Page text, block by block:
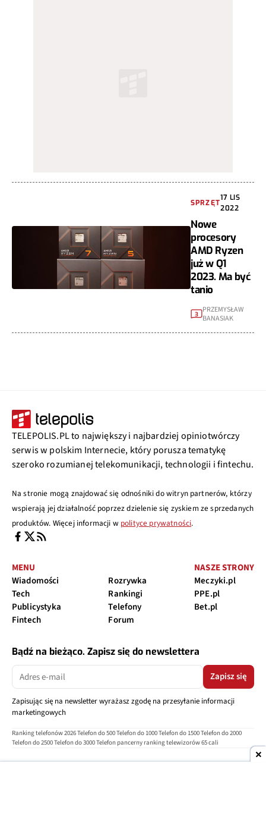
SPRZĘT
17 LIS
2022
Nowe
procesory
AMD Ryzen
już w Q1
2023. Ma być
tanio
3 PRZEMYSŁAW
BANASIAK
TELEPOLIS.PL to największy i najbardziej opiniotwórczy
serwis w polskim Internecie, który porusza tematykę
szeroko rozumianej telekomunikacji, technologii i fintechu.
Na stronie mogą znajdować się odnośniki do witryn partnerów, którzy
wspierają jej działalność poprzez dzielenie się zyskiem ze sprzedanych
produktów. Więcej informacji w polityce prywatności.
MENU
Wiadomości
Tech
Publicystyka
Fintech
Rozrywka
Rankingi
Telefony
Forum
NASZE STRONY
Meczyki.pl
PPE.pl
Bet.pl
Bądź na bieżąco. Zapisz się do newslettera
Zapisz się
Zapisując się na newsletter wyrażasz zgodę na przesyłanie informacji
marketingowych
Ranking telefonów 2026Telefon do 500Telefon do 1000Telefon do 1500Telefon do 2000
Telefon do 2500Telefon do 3000Telefon pancerny ranking telewizorów 65 cali